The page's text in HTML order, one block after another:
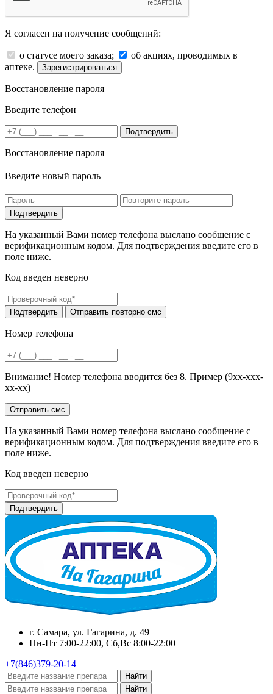
Я согласен на получение сообщений:
о статусе моего заказа;
об акциях, проводимых в
аптеке.
Зарегистрироваться
Восстановление пароля
Введите телефон
Подтвердить
Восстановление пароля
Введите новый пароль
На указанный Вами номер телефона выслано сообщение с
верификационным кодом. Для подтверждения введите его в
поле ниже.
Код введен неверно
Номер телефона
Внимание! Номер телефона вводится без 8. Пример (9хх-ххх-
хх-хх)
На указанный Вами номер телефона выслано сообщение с
верификационным кодом. Для подтверждения введите его в
поле ниже.
Код введен неверно
г. Самара, ул. Гагарина, д. 49
Пн-Пт 7:00-22:00, Сб,Вс 8:00-22:00
+7(846)379-20-14
Найти
Найти